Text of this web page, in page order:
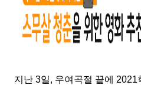
지난 3일, 우여곡절 끝에 2021